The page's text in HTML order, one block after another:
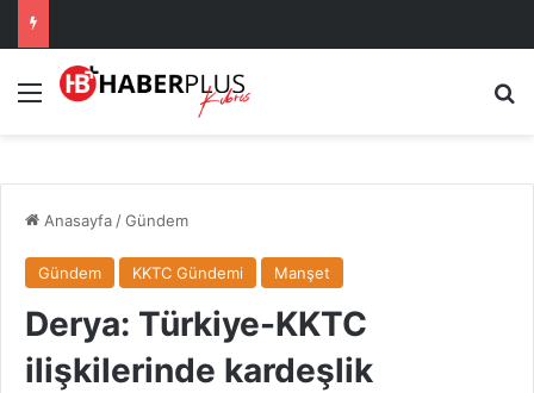
Menü
Anasayfa/Gündem
Gündem KKTC Gündemi Manşet
Derya: Türkiye-KKTC
ilişkilerinde kardeşlik